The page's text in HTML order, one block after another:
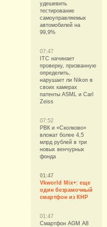
удешевить
тестирование
самоуправляемых
автомобилей на
99,9%
07:47
ITC начинает
проверку, призванную
определить,
нарушает ли Nikon в
своих камерах
патенты ASML и Carl
Zeiss
07:52
РВК и «Сколково»
вложат более 4,5
млрд рублей в три
новых венчурных
фонда
01:47
Vkworld Mix+: еще
один безрамочный
смартфон из КНР
01:47
Смартфон AGM A8